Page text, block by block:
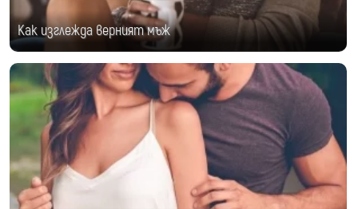
Как изглежда верният мъж